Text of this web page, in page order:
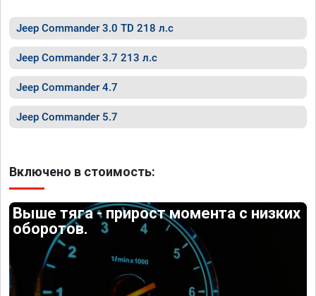
Jeep Commander 3.0 TD 218 л.с
Jeep Commander 3.7 213 л.с
Jeep Commander 4.7
Jeep Commander 5.7
Включено в стоимость:
Выше тяга - прирост момента с низких
оборотов.